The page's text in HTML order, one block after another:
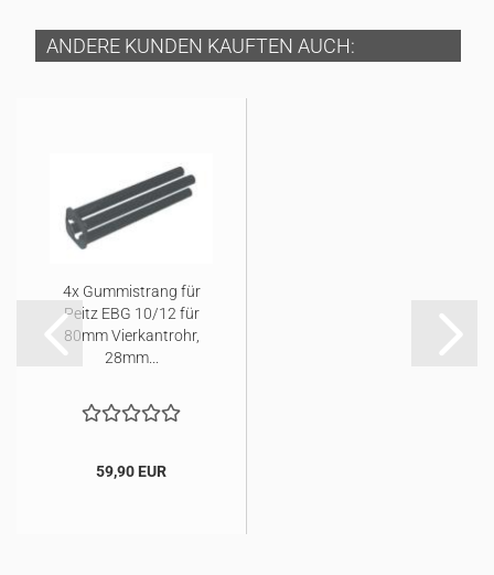
ANDERE KUNDEN KAUFTEN AUCH:
4x Gummistrang für
Peitz EBG 10/12 für
80mm Vierkantrohr,
28mm...
59,90 EUR